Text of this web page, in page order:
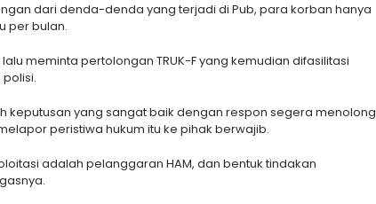
dari denda-denda yang terjadi di Pub, para korban hanya
per bulan.
meminta pertolongan TRUK-F yang kemudian difasilitasi
polisi.
keputusan yang sangat baik dengan respon segera menolong
peristiwa hukum itu ke pihak berwajib.
adalah pelanggaran HAM, dan bentuk tindakan